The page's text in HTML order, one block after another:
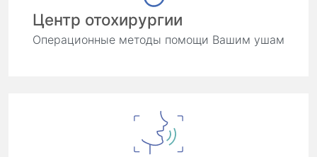
Центр отохирургии
Операционные методы помощи Вашим ушам